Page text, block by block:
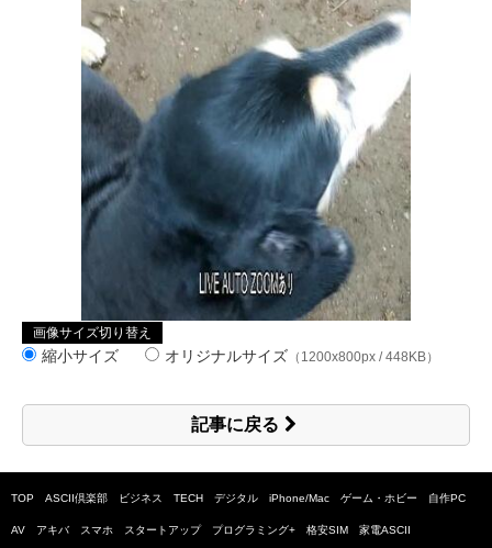
画像サイズ切り替え
縮小サイズ オリジナルサイズ （1200x800px / 448KB）
記事に戻る
TOP ASCII倶楽部 ビジネス TECH デジタル iPhone/Mac ゲーム・ホビー 自作PC
AV アキバ スマホ スタートアップ プログラミング+ 格安SIM 家電ASCII